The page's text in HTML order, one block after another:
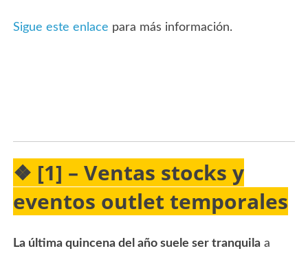
Sigue este enlace para más información.
❖ [1] – Ventas stocks y
eventos outlet temporales
La última quincena del año suele ser tranquila a